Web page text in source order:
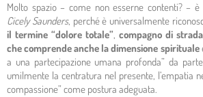
Molto spazio – come non esserne contenti? – è
Cicely Saunders, perché è universalmente
il termine “dolore totale”, compagno di
che comprende anche la dimensione spirituale
a una partecipazione umana profonda” da
umilmente la centratura nel presente, l’empatia
compassione” come postura adeguata.